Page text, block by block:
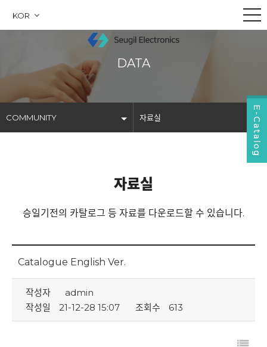
E-Catalog
KOR
DATA
COMMUNITY 자료실
자료실
승일기전의 카탈로그 등 자료를 다운로드할 수 있습니다.
Catalogue English Ver.
작성자
admin
작성일
21-12-28 15:07 조회수 613